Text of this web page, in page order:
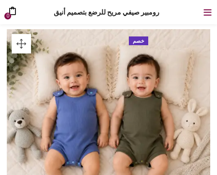
رومبير صيفي مريح للرضع بتصميم أنيق 0
خصم